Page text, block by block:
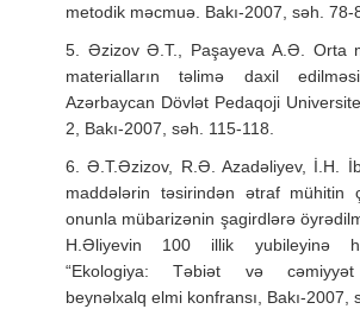
metodik məcmuə. Bakı-2007, səh. 78-
5. Əzizov Ə.T., Paşayeva A.Ə. Orta
materialların təlimə daxil
Azərbaycan Dövlət Pedaqoji
2, Bakı-2007, səh. 115-118.
6. Ə.T.Əzizov, R.Ə. Azadəliyev, İ.H.
maddələrin təsirindən ətraf mühitin
onunla mübarizənin şagirdlərə
H.Əliyevin 100 illik yubileyinə
“Ekologiya: Təbiət və cəmiyyət
beynəlxalq elmi konfransı, Bakı-2007,